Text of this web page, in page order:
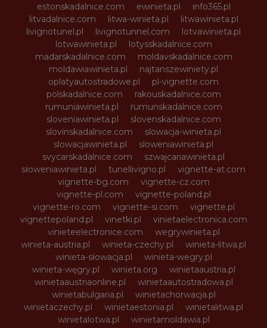
estonskadalnice.com
ewinieta.pl
info365.pl
litvadalnice.com
litwa-winieta.pl
litwawinieta.pl
livignotunel.pl
livignotunnel.com
lotvawinieta.pl
lotwawinieta.pl
lotysskadalnice.com
madarskadalnice.com
moldavskadalnice.com
moldawiawinieta.pl
najtanszewiniety.pl
oplatyautostradowe.pl
pl-vignette.com
polskadalnice.com
rakouskadalnice.com
rumuniawinieta.pl
rumunskadalnice.com
sloveniawinieta.pl
slovenskadalnice.com
slovinskadalnice.com
slowacja-winieta.pl
slowacjawinieta.pl
sloweniawinieta.pl
svycarskadalnice.com
szwajcariawinieta.pl
słoweniawinieta.pl
tunellivigno.pl
vignette-at.com
vignette-bg.com
vignette-cz.com
vignette-pl.com
vignette-poland.pl
vignette-ro.com
vignette-si.com
vignette.pl
vignettepoland.pl
vinetki.pl
vinietaelectronica.com
vinieteelectronice.com
wegrywinieta.pl
winieta-austria.pl
winieta-czechy.pl
winieta-litwa.pl
winieta-słowacja.pl
winieta-wegry.pl
winieta-węgry.pl
winieta.org
winietaaustria.pl
winietaaustriaonline.pl
winietaautostradowa.pl
winietabulgaria.pl
winietachorwacja.pl
winietaczechy.pl
winietaestonia.pl
winietalitwa.pl
winietalotwa.pl
winietamoldawia.pl